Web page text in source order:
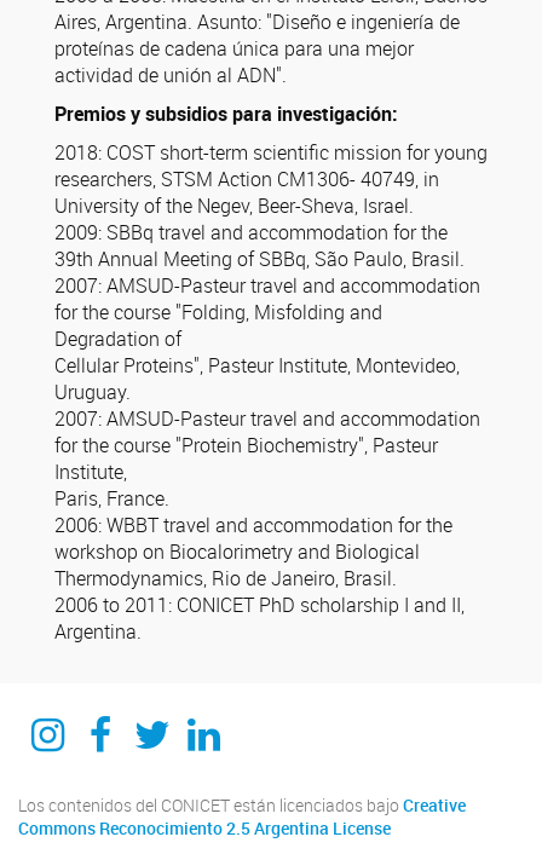
Aires, Argentina. Asunto: "Diseño e ingeniería de
proteínas de cadena única para una mejor
actividad de unión al ADN".
Premios y subsidios para investigación:
2018: COST short-term scientific mission for young
researchers, STSM Action CM1306- 40749, in
University of the Negev, Beer-Sheva, Israel.
2009: SBBq travel and accommodation for the
39th Annual Meeting of SBBq, São Paulo, Brasil.
2007: AMSUD-Pasteur travel and accommodation
for the course "Folding, Misfolding and
Degradation of
Cellular Proteins", Pasteur Institute, Montevideo,
Uruguay.
2007: AMSUD-Pasteur travel and accommodation
for the course "Protein Biochemistry", Pasteur
Institute,
Paris, France.
2006: WBBT travel and accommodation for the
workshop on Biocalorimetry and Biological
Thermodynamics, Rio de Janeiro, Brasil.
2006 to 2011: CONICET PhD scholarship I and II,
Argentina.
Instagram
Facebook
TwitterLinkedin
Los contenidos del CONICET están licenciados bajo Creative
Commons Reconocimiento 2.5 Argentina License